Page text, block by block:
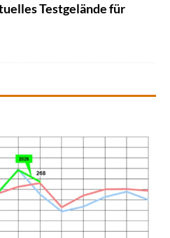
Testgelände für